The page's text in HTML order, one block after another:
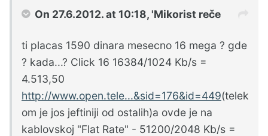
On 27.6.2012. at 10:18, 'Mikorist reče
ti placas 1590 dinara mesecno 16 mega ? gde
? kada...? Click 16 16384/1024 Kb/s =
4.513,50
http://www.open.tele...&sid=176&id=449(telek
om je jos jeftiniji od ostalih)a ovde je na
kablovskoj "Flat Rate" - 51200/2048 Kb/s =